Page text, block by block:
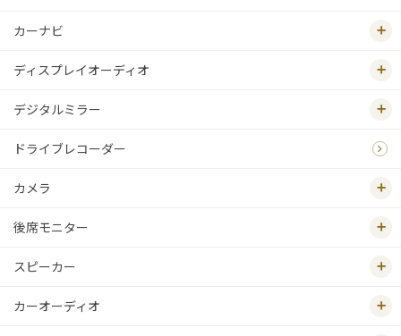
カーナビ
ディスプレイオーディオ
デジタルミラー
ドライブレコーダー
カメラ
後席モニター
スピーカー
カーオーディオ